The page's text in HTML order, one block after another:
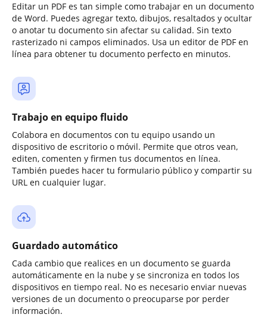
Editar un PDF es tan simple como trabajar en un documento
de Word. Puedes agregar texto, dibujos, resaltados y ocultar
o anotar tu documento sin afectar su calidad. Sin texto
rasterizado ni campos eliminados. Usa un editor de PDF en
línea para obtener tu documento perfecto en minutos.
Trabajo en equipo fluido
Colabora en documentos con tu equipo usando un
dispositivo de escritorio o móvil. Permite que otros vean,
editen, comenten y firmen tus documentos en línea.
También puedes hacer tu formulario público y compartir su
URL en cualquier lugar.
Guardado automático
Cada cambio que realices en un documento se guarda
automáticamente en la nube y se sincroniza en todos los
dispositivos en tiempo real. No es necesario enviar nuevas
versiones de un documento o preocuparse por perder
información.